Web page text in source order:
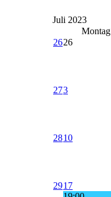
Juli 2023
Montag
2626
273
2810
2917